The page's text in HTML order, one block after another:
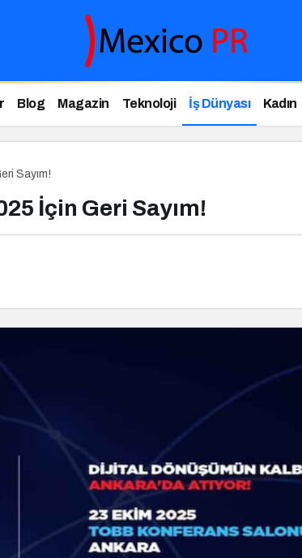
Blog Magazin Teknoloji İş Dünyası Kadın
Sayım!
İçin Geri Sayım!